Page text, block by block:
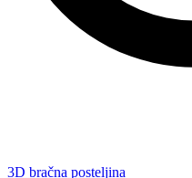
3D bračna posteljina